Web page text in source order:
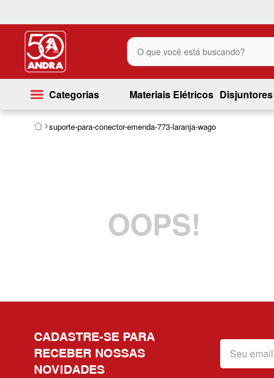
O que você está buscando?
Categorias Materiais Elétricos Disjuntores
suporte-para-conector-emenda-773-laranja-wago
OOPS!
CADASTRE-SE PARA
RECEBER NOSSAS
NOVIDADES